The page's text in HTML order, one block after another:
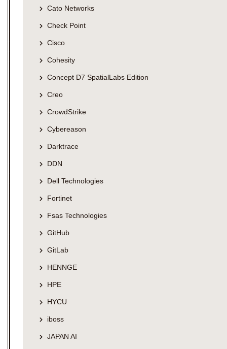
Cato Networks
Check Point
Cisco
Cohesity
Concept D7 SpatialLabs Edition
Creo
CrowdStrike
Cybereason
Darktrace
DDN
Dell Technologies
Fortinet
Fsas Technologies
GitHub
GitLab
HENNGE
HPE
HYCU
iboss
JAPAN AI